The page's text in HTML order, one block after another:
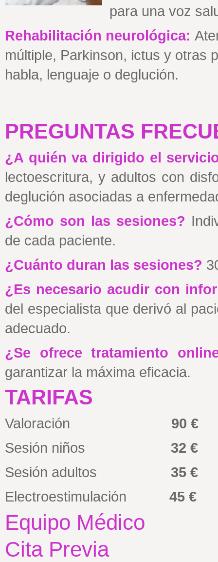
para una voz
Rehabilitación neurológica:
múltiple, Parkinson, ictus y otras
habla, lenguaje o deglución.
PREGUNTAS
¿A quién va dirigido el
lectoescritura, y adultos con
deglución asociadas a
¿Cómo son las sesiones?
de cada paciente.
¿Cuánto duran las sesiones?
¿Es necesario acudir con
del especialista que derivó al
adecuado.
¿Se ofrece tratamiento
garantizar la máxima eficacia.
TARIFAS
Valoración
90 €
Sesión niños 32 €
Sesión adultos 35 €
Electroestimulación 45 €
Equipo Médico
Cita Previa